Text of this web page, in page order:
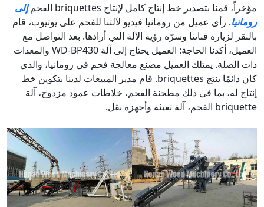
مؤخراً، قمنا بتصدير خط إنتاج كامل لإنتاج briquettes الفحم
إلى
رومانيا. رأى عميل من رومانيا فيديو لآلتنا للفحم على يوتيوب، قام
بالنقر لزيارة قناتنا وسرّه رؤية الآلة التي أرادها. بعد التواصل مع
العميل، أكدنا الحاجة: العميل يحتاج إلى آلة WD-BP430 والمعدات
ذات الصلة. يمتلك العميل مصنع معالجة فحم في رومانيا، والذي
كان دائمًا ينتج briquettes. قام مدير المبيعات لدينا بتكوين خط
إنتاج له، بما في ذلك مطحنة الفحم، خلاطات عمود مزدوج، آلة
briquette الفحم، آلة تعبئة وأجهزة نقل.